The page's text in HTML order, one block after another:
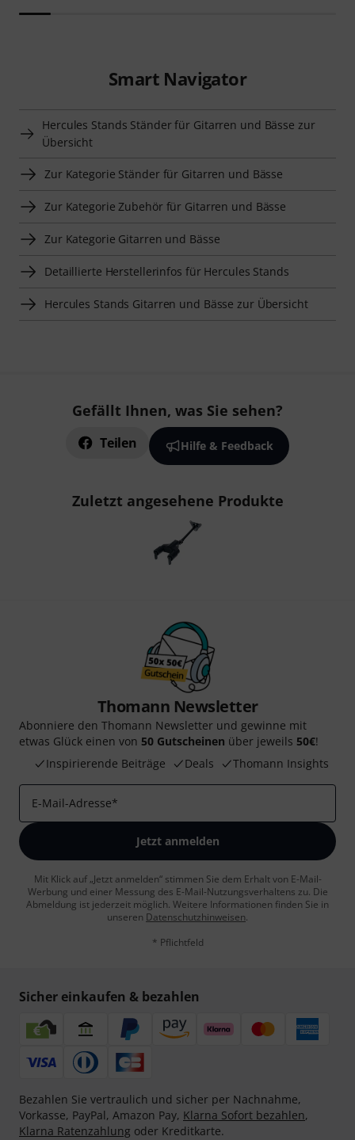
Smart Navigator
Hercules Stands Ständer für Gitarren und Bässe zur
Übersicht
Zur Kategorie Ständer für Gitarren und Bässe
Zur Kategorie Zubehör für Gitarren und Bässe
Zur Kategorie Gitarren und Bässe
Detaillierte Herstellerinfos für Hercules Stands
Hercules Stands Gitarren und Bässe zur Übersicht
Gefällt Ihnen, was Sie sehen?
Teilen Hilfe & Feedback
Zuletzt angesehene Produkte
Thomann Newsletter
Abonniere den Thomann Newsletter und gewinne mit
etwas Glück einen von 50 Gutscheinen über jeweils 50€!
Inspirierende Beiträge
Deals Thomann Insights
E-Mail-Adresse*
Jetzt anmelden
Mit Klick auf „Jetzt anmelden“ stimmen Sie dem Erhalt von E-Mail-
Werbung und einer Messung des E-Mail-Nutzungsverhaltens zu. Die
Abmeldung ist jederzeit möglich. Weitere Informationen finden Sie in
unseren Datenschutzhinweisen.
* Pflichtfeld
Sicher einkaufen & bezahlen
Bezahlen Sie vertraulich und sicher per Nachnahme,
Vorkasse, PayPal, Amazon Pay, Klarna Sofort bezahlen,
Klarna Ratenzahlung oder Kreditkarte.